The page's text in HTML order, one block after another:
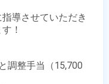
導させていただき
！
調整手当（15,700